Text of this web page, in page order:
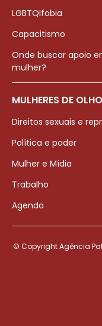
LGBTQIfobia
Capacitismo
Onde buscar apoio
mulher?
MULHERES DE OLHO
Direitos sexuais e
Política e poder
Mulher e Mídia
Trabalho
Agenda
© Copyright Agência